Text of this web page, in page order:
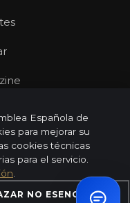
Capitanes de Yate |
Española de
para mejorar su
cookies técnicas
para el servicio.
NO ESENCIALES